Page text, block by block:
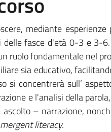
mediante
fasce d'età 0-3 e 3-
ruolo fondamentale nel
sia educativo,
si concentrerà sull’
e l'analisi della
– narrazione,
mergent literacy.